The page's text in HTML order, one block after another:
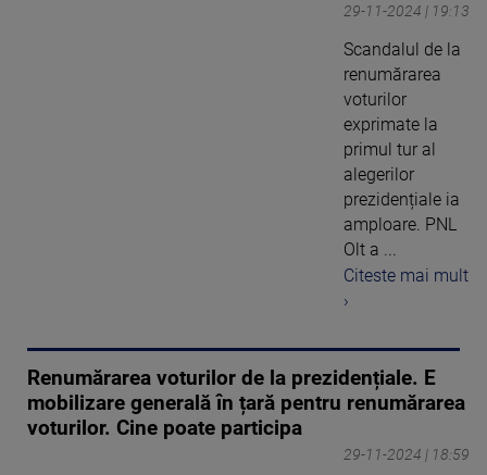
29-11-2024 | 19:13
Scandalul de la
renumărarea
voturilor
exprimate la
primul tur al
alegerilor
prezidențiale ia
amploare. PNL
Olt a ...
Citeste mai mult
›
Renumărarea voturilor de la prezidențiale. E
mobilizare generală în țară pentru renumărarea
voturilor. Cine poate participa
29-11-2024 | 18:59